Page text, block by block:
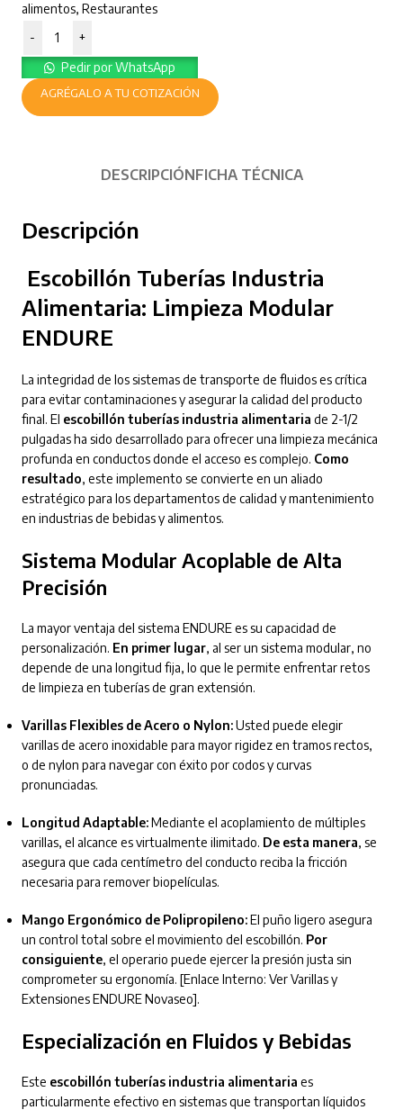
alimentos, Restaurantes
-
+
Pedir por WhatsApp
AGRÉGALO A TU COTIZACIÓN
DESCRIPCIÓNFICHA TÉCNICA
Descripción
Escobillón Tuberías Industria
Alimentaria: Limpieza Modular
ENDURE
La integridad de los sistemas de transporte de fluidos es crítica
para evitar contaminaciones y asegurar la calidad del producto
final. El escobillón tuberías industria alimentaria de 2-1/2
pulgadas ha sido desarrollado para ofrecer una limpieza mecánica
profunda en conductos donde el acceso es complejo. Como
resultado, este implemento se convierte en un aliado
estratégico para los departamentos de calidad y mantenimiento
en industrias de bebidas y alimentos.
Sistema Modular Acoplable de Alta
Precisión
La mayor ventaja del sistema ENDURE es su capacidad de
personalización. En primer lugar, al ser un sistema modular, no
depende de una longitud fija, lo que le permite enfrentar retos
de limpieza en tuberías de gran extensión.
Varillas Flexibles de Acero o Nylon:Usted puede elegir
varillas de acero inoxidable para mayor rigidez en tramos rectos,
o de nylon para navegar con éxito por codos y curvas
pronunciadas.
Longitud Adaptable:Mediante el acoplamiento de múltiples
varillas, el alcance es virtualmente ilimitado. De esta manera, se
asegura que cada centímetro del conducto reciba la fricción
necesaria para remover biopelículas.
Mango Ergonómico de Polipropileno:El puño ligero asegura
un control total sobre el movimiento del escobillón. Por
consiguiente, el operario puede ejercer la presión justa sin
comprometer su ergonomía. [Enlace Interno: Ver Varillas y
Extensiones ENDURE Novaseo].
Especialización en Fluidos y Bebidas
Este escobillón tuberías industria alimentaria es
particularmente efectivo en sistemas que transportan líquidos